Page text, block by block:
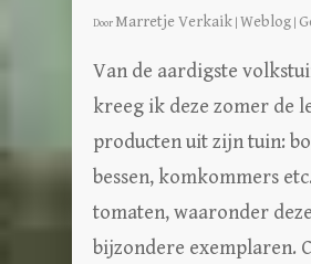
Door Marretje Verkaik Weblog
Van de aardigste
kreeg ik deze zomer de
producten uit zijn tuin:
bessen, komkommers
tomaten, waaronder deze
bijzondere exemplaren.